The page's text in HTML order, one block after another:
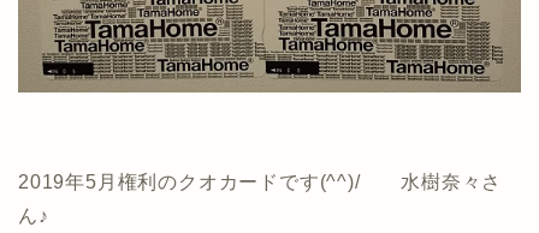
2019年5月権利のクオカードです(^^)/ 水樹奈々さ
ん♪